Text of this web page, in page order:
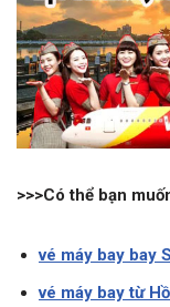
>>>Có thể bạn
vé máy bay bay
vé máy bay từ